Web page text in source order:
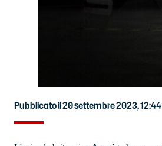
Pubblicato il 20 settembre 2023, 12:44